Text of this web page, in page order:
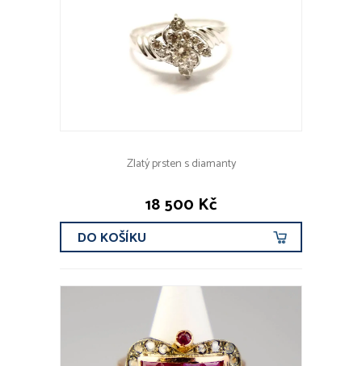
Zlatý prsten s diamanty
18 500 Kč
DO KOŠÍKU